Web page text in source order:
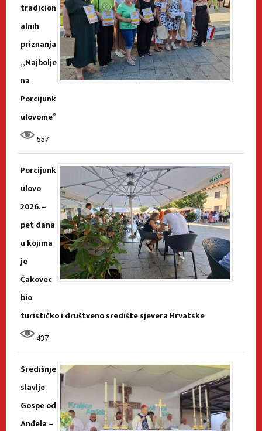
tradicion
alnih
priznanja
„Najbolje
na
Porcijunk
ulovome”
557
Porcijunk
ulovo
2026. –
pet dana
u kojima
je
Čakovec
bio
turističko i društveno središte sjevera Hrvatske
437
Središnje
slavlje
Gospe od
Anđela –